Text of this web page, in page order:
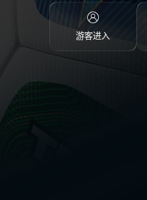
游客进入